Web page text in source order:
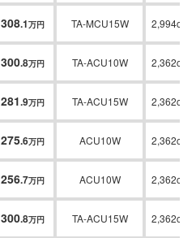
308.1万円 TA-MCU15W 2,994cc
300.8万円 TA-ACU10W 2,362cc
281.9万円 TA-ACU15W 2,362cc
275.6万円 ACU10W 2,362cc
256.7万円 ACU10W 2,362cc
300.8万円 TA-ACU15W 2,362cc